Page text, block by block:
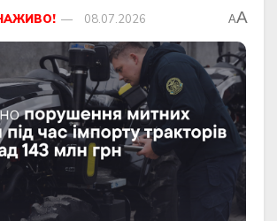
08.07.2026 AA